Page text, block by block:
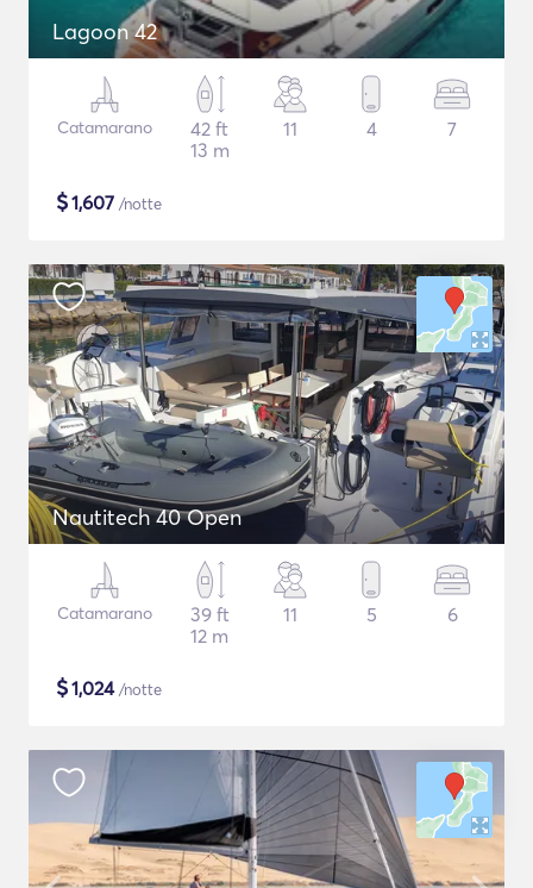
Lagoon 42
Catamarano
42 ft
13 m
11 4 7
$1,607 /notte
Nautitech 40 Open
Catamarano
39 ft
12 m
11 5 6
$1,024/notte